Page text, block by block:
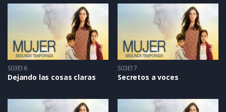
S03E16
Dejando las cosas claras
S03E17
Secretos a voces